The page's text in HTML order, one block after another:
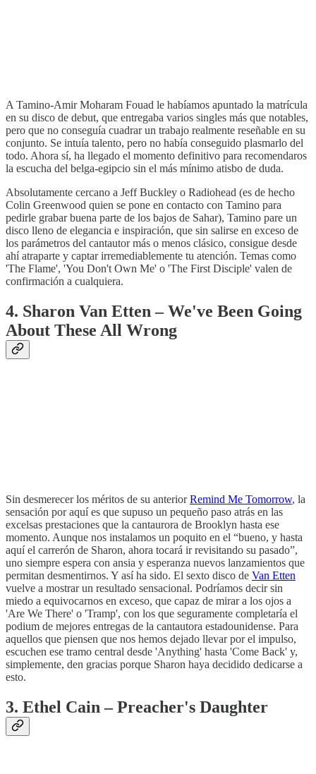
A Tamino-Amir Moharam Fouad le habíamos apuntado la matrícula
en su disco de debut, que entregaba varios singles más que notables,
pero que no conseguía cuadrar un trabajo realmente reseñable en su
conjunto. Se intuía talento, pero no había conseguido plasmarlo del
todo. Ahora sí, ha llegado el momento definitivo para recomendaros
la escucha del belga-egipcio sin el más mínimo atisbo de duda.
Absolutamente cercano a Jeff Buckley o Radiohead (es de hecho
Colin Greenwood quien se pone en contacto con Tamino para
pedirle grabar buena parte de los bajos de Sahar), Tamino pare un
disco lleno de elegancia e inspiración, que sin salirse en exceso de
los parámetros del cantautor más o menos clásico, consigue desde
ahí atraparte y captar irremediablemente tu atención. Temas como
'The Flame', 'You Don't Own Me' o 'The First Disciple' valen de
confirmación a cualquiera.
4. Sharon Van Etten – We've Been Going
About These All Wrong
Sin desmerecer los méritos de su anteriorRemind Me Tomorrow, la
sensación por aquí es que supuso un pequeño paso atrás en las
excelsas prestaciones que la cantaurora de Brooklyn hasta ese
momento. Aunque nos instalamos un poquito en el “bueno, y hasta
aquí el carrerón de Sharon, ahora tocará ir revisitando su pasado”,
uno siempre espera con ansia y esperanza nuevos lanzamientos que
permitan desmentirnos. Y así ha sido. El sexto disco de Van Etten
vuelve a mostrar un resultado sensacional. Podríamos decir sin
miedo a equivocarnos en exceso, que capaz de mirar a los ojos a
'Are We There' o 'Tramp', con los que seguramente completaría el
podium de mejores entregas de la cantautora estadounidense. Para
aquellos que piensen que nos hemos dejado llevar por el impulso,
escuchen ese tramo central desde 'Anything' hasta 'Come Back' y,
simplemente, den gracias porque Sharon haya decidido dedicarse a
esto.
3. Ethel Cain – Preacher's Daughter